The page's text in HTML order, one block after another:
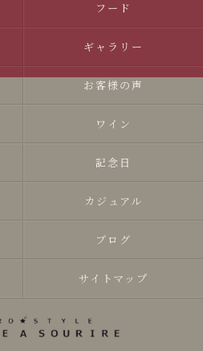
フード
ギャラリー
お客様の声
ワイン
記念日
カジュアル
ブログ
サイトマップ